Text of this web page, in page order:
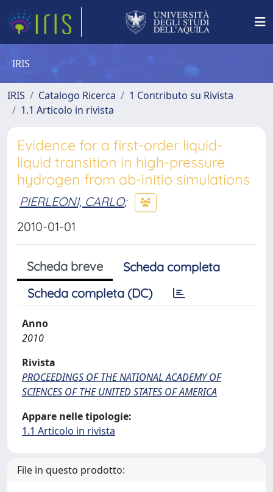
IRIS
IRIS Catalogo Ricerca
1 Contributo su Rivista
1.1 Articolo in rivista
Evidence for a first-order liquid-
liquid transition in high-pressure
hydrogen from ab-initio simulations
PIERLEONI, CARLO;
2010-01-01
Scheda breve
Scheda completa
Scheda completa (DC)
Anno
2010
Rivista
PROCEEDINGS OF THE NATIONAL ACADEMY OF
SCIENCES OF THE UNITED STATES OF AMERICA
Appare nelle tipologie:
1.1 Articolo in rivista
File in questo prodotto: